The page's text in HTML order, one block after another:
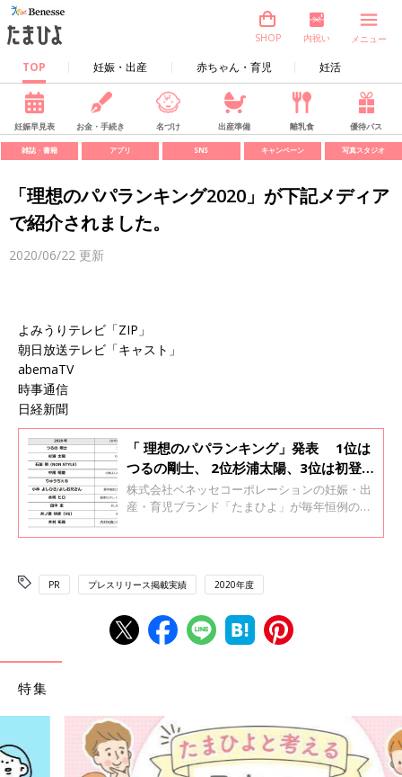
TOP 妊娠・出産 赤ちゃん・育児 妊活
SHOP 内祝い メニュー
妊娠早見表 お金・手続き 名づけ 出産準備 離乳食 優待パス
雑誌・書籍 アプリ SNS キャンペーン 写真スタジオ
「理想のパパランキング2020」が下記メディア
で紹介されました。
2020/06/22 更新
よみうりテレビ「ZIP」
朝日放送テレビ「キャスト」
abemaTV
時事通信
日経新聞
「 理想のパパランキング」発表 1位は
つるの剛士、 2位杉浦太陽、3位は初登
場NON STYLE石田
株式会社ベネッセコーポレーションの妊娠・出
産・育児ブランド「たまひよ」が毎年恒例の
つるの剛士さんが3年連続で１位に。2位は俳優
んが初ランクインしました。
PR プレスリリース掲載実績 2020年度
特集